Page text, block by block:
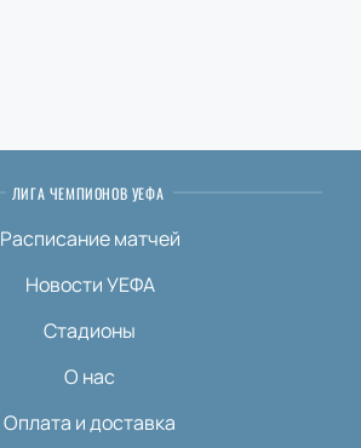
ЛИГА ЧЕМПИОНОВ УЕФА
Расписание матчей
Новости УЕФА
Стадионы
О нас
Оплата и доставка